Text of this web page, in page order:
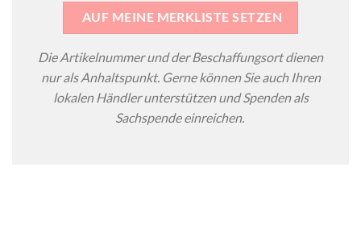
AUF MEINE MERKLISTE SETZEN
Die Artikelnummer und der Beschaffungsort dienen
nur als Anhaltspunkt. Gerne können Sie auch Ihren
lokalen Händler unterstützen und Spenden als
Sachspende einreichen.